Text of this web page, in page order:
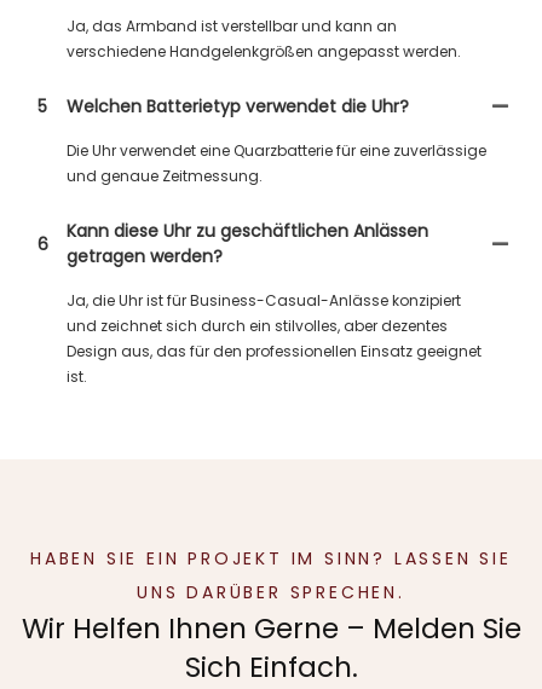
Ja, das Armband ist verstellbar und kann an
verschiedene Handgelenkgrößen angepasst werden.
5 Welchen Batterietyp verwendet die Uhr?
Die Uhr verwendet eine Quarzbatterie für eine zuverlässige
und genaue Zeitmessung.
6
Kann diese Uhr zu geschäftlichen Anlässen
getragen werden?
Ja, die Uhr ist für Business-Casual-Anlässe konzipiert
und zeichnet sich durch ein stilvolles, aber dezentes
Design aus, das für den professionellen Einsatz geeignet
ist.
HABEN SIE EIN PROJEKT IM SINN? LASSEN SIE
UNS DARÜBER SPRECHEN.
Wir Helfen Ihnen Gerne – Melden Sie
Sich Einfach.